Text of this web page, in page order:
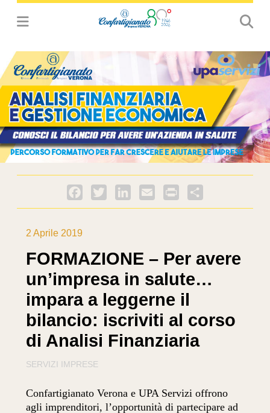
Facebook
Twitter LinkedInEmail PrintFriendly
2 Aprile 2019
FORMAZIONE – Per avere
un’impresa in salute…
impara a leggerne il
bilancio: iscriviti al corso
di Analisi Finanziaria
SERVIZI IMPRESE
Confartigianato Verona e UPA Servizi offrono
agli imprenditori, l’opportunità di partecipare ad